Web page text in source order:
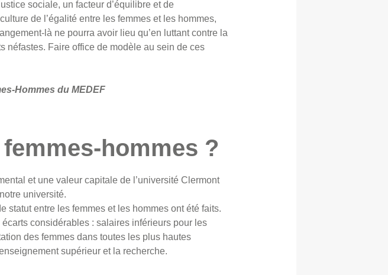
sociale, un facteur d’équilibre et de
de l’égalité entre les femmes et les hommes,
là ne pourra avoir lieu qu’en luttant contre la
néfastes. Faire office de modèle au sein de ces
Hommes du MEDEF
femmes-hommes ?
et une valeur capitale de l’université Clermont
université.
statut entre les femmes et les hommes ont été faits.
considérables : salaires inférieurs pour les
des femmes dans toutes les plus hautes
supérieur et la recherche.